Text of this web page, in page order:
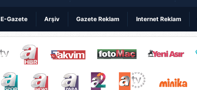
E-Gazete Arşiv Gazete Reklam Internet Reklam